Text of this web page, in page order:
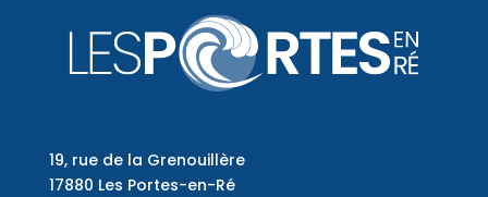
19, rue de la Grenouillère
17880 Les Portes-en-Ré